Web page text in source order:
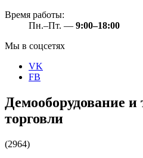
Время работы:
Пн.–Пт. — 9:00–18:00
Мы в соцсетях
VK
FB
Демооборудование
торговли
(2964)